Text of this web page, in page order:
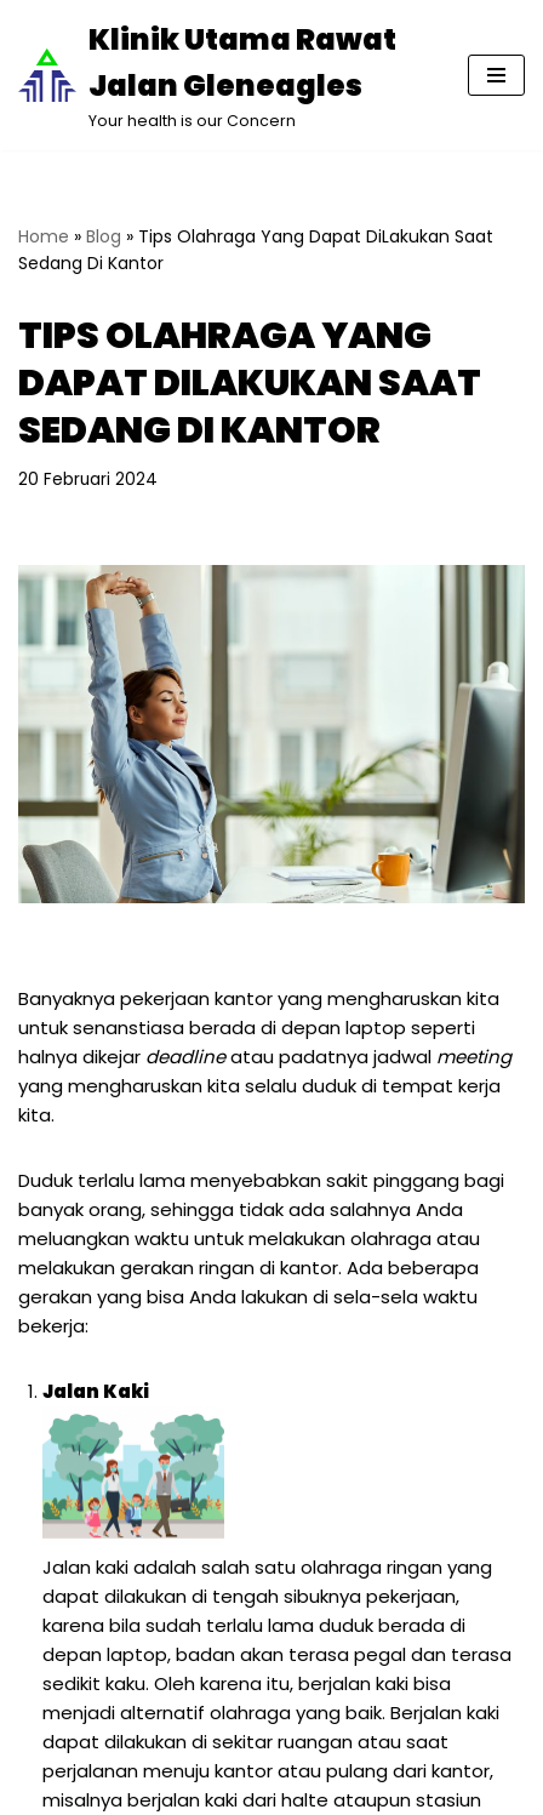
Lompat
ke
Klinik Utama Rawat
Jalan Gleneagles
Your health is our Concern
Home » Blog » Tips Olahraga Yang Dapat DiLakukan Saat
Sedang Di Kantor
TIPS OLAHRAGA YANG
DAPAT DILAKUKAN SAAT
SEDANG DI KANTOR
20 Februari 2024
Banyaknya pekerjaan kantor yang mengharuskan kita
untuk senanstiasa berada di depan laptop seperti
halnya dikejar deadlineatau padatnya jadwal meeting
yang mengharuskan kita selalu duduk di tempat kerja
kita.
Duduk terlalu lama menyebabkan sakit pinggang bagi
banyak orang, sehingga tidak ada salahnya Anda
meluangkan waktu untuk melakukan olahraga atau
melakukan gerakan ringan di kantor. Ada beberapa
gerakan yang bisa Anda lakukan di sela-sela waktu
bekerja:
Jalan Kaki
Jalan kaki adalah salah satu olahraga ringan yang
dapat dilakukan di tengah sibuknya pekerjaan,
karena bila sudah terlalu lama duduk berada di
depan laptop, badan akan terasa pegal dan terasa
sedikit kaku. Oleh karena itu, berjalan kaki bisa
menjadi alternatif olahraga yang baik. Berjalan kaki
dapat dilakukan di sekitar ruangan atau saat
perjalanan menuju kantor atau pulang dari kantor,
misalnya berjalan kaki dari halte ataupun stasiun